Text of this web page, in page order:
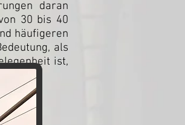
daran
30 bis 40
häufigeren
als
ist,